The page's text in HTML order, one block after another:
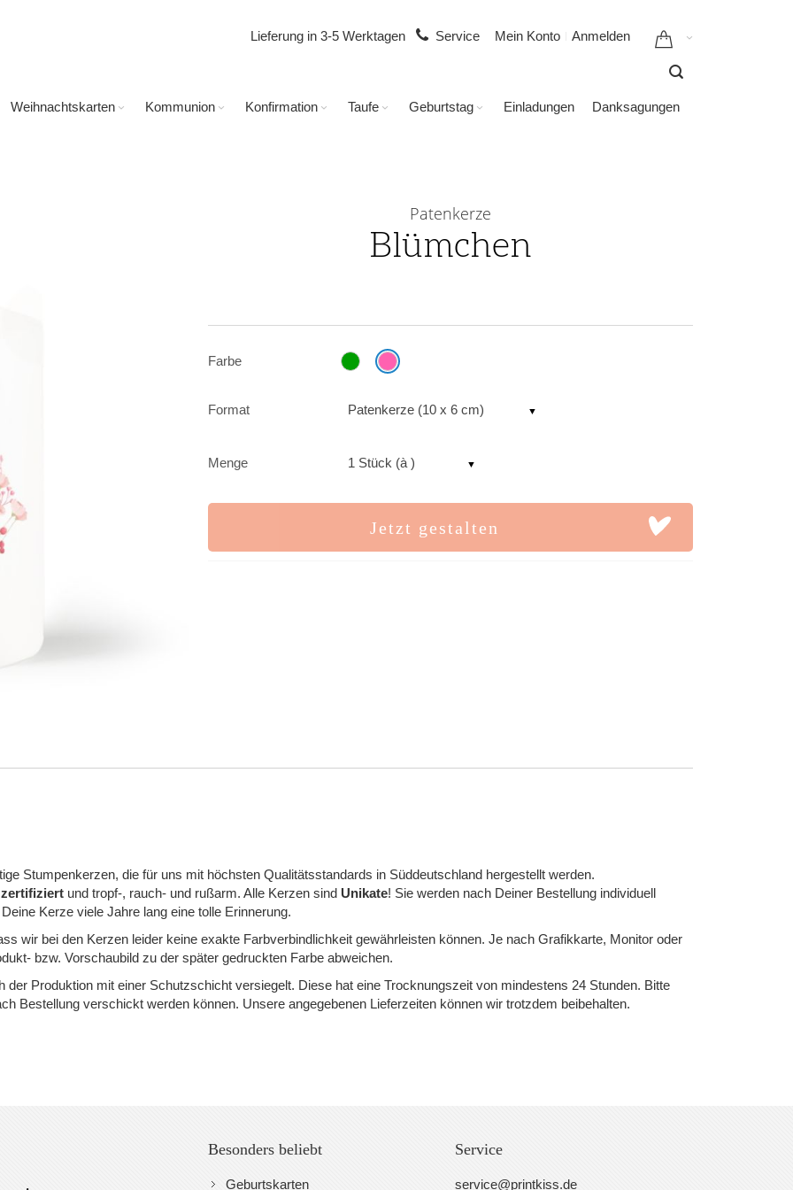
Mein Konto Anmelden
Lieferung in 3-5 Werktagen Service
Weihnachtskarten Kommunion Konfirmation Taufe Geburtstag Einladungen Danksagungen
Patenkerze
Blümchen
Menge 1 Stück (à )
Farbe
Format Patenkerze (10 x 6 cm)
Jetzt gestalten
Stumpenkerzen, die für uns mit höchsten Qualitätsstandards in Süddeutschland hergestellt werden.
und tropf-, rauch- und rußarm. Alle Kerzen sind Unikate! Sie werden nach Deiner Bestellung individuell
Kerze viele Jahre lang eine tolle Erinnerung.
wir bei den Kerzen leider keine exakte Farbverbindlichkeit gewährleisten können. Je nach Grafikkarte, Monitor oder
bzw. Vorschaubild zu der später gedruckten Farbe abweichen.
der Produktion mit einer Schutzschicht versiegelt. Diese hat eine Trocknungszeit von mindestens 24 Stunden. Bitte
Bestellung verschickt werden können. Unsere angegebenen Lieferzeiten können wir trotzdem beibehalten.
Besonders beliebt
Geburtskarten
Service
service@printkiss.de